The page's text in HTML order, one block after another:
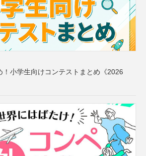
！小学生向けコンテストまとめ《2026